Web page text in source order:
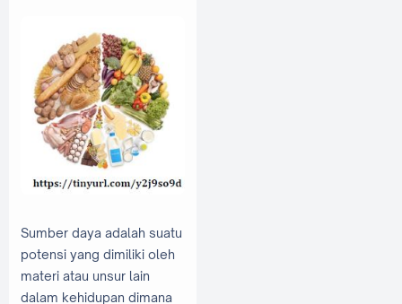
Sumber daya adalah suatu
potensi yang dimiliki oleh
materi atau unsur lain
dalam kehidupan dimana